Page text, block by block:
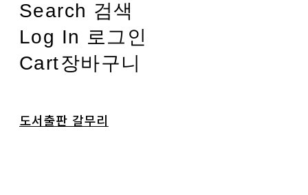
Search 검색
Log In 로그인
Cart장바구니
도서출판 갈무리